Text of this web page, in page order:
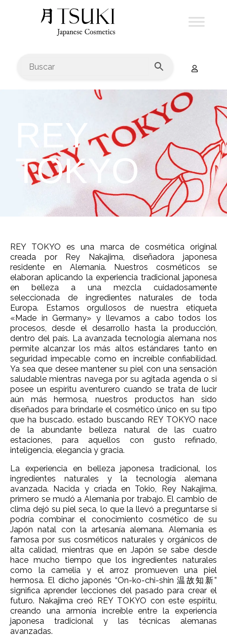
REY
TOKYO
REY TOKYO es una marca de cosmética original
creada por Rey Nakajima, diseñadora japonesa
residente en Alemania. Nuestros cosméticos se
elaboran aplicando la experiencia tradicional japonesa
en belleza a una mezcla cuidadosamente
seleccionada de ingredientes naturales de toda
Europa. Estamos orgullosos de nuestra etiqueta
«Made in Germany» y llevamos a cabo todos los
procesos, desde el desarrollo hasta la producción,
dentro del país. La avanzada tecnología alemana nos
permite alcanzar los más altos estándares tanto en
seguridad impecable como en increíble confiabilidad.
Ya sea que desee mantener su piel con una sensación
saludable mientras navega por su agitada agenda o si
posee un espíritu aventurero cuando se trata de lucir
aún más hermosa, nuestros productos han sido
diseñados para brindarle el cosmético único en su tipo
que ha buscado. estado buscando REY TOKYO nace
de la abundante belleza natural de las cuatro
estaciones, para aquellos con gusto refinado,
inteligencia, elegancia y gracia.
La experiencia en belleza japonesa tradicional, los
ingredientes naturales y la tecnología alemana
avanzada. Nacida y criada en Tokio, Rey Nakajima,
primero se mudó a Alemania por trabajo. El cambio de
clima dejó su piel seca, lo que la llevó a preguntarse si
podría combinar el conocimiento cosmético de su
Japón natal con la artesanía alemana. Alemania es
famosa por sus cosméticos naturales y orgánicos de
alta calidad, mientras que en Japón se sabe desde
hace mucho tiempo que los ingredientes naturales
como la camelia y el arroz promueven una piel
hermosa. El dicho japonés “On-ko-chi-shin 温故知新”
significa aprender lecciones del pasado para crear el
futuro. Nakajima creó REY TOKYO con este espíritu,
creando una armonía increíble entre la experiencia
japonesa tradicional y las técnicas alemanas
avanzadas.